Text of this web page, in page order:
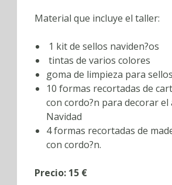
Material que incluye el taller:
1 kit de sellos naviden?os
tintas de varios colores
goma de limpieza para sellos
10 formas recortadas de
con cordo?n para decorar el
Navidad
4 formas recortadas de
con cordo?n.
Precio: 15 €